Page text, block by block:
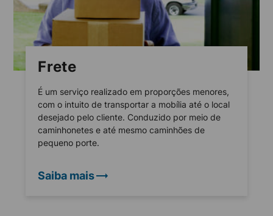
Frete
É um serviço realizado em proporções menores,
com o intuito de transportar a mobília até o local
desejado pelo cliente. Conduzido por meio de
caminhonetes e até mesmo caminhões de
pequeno porte.
Saiba mais